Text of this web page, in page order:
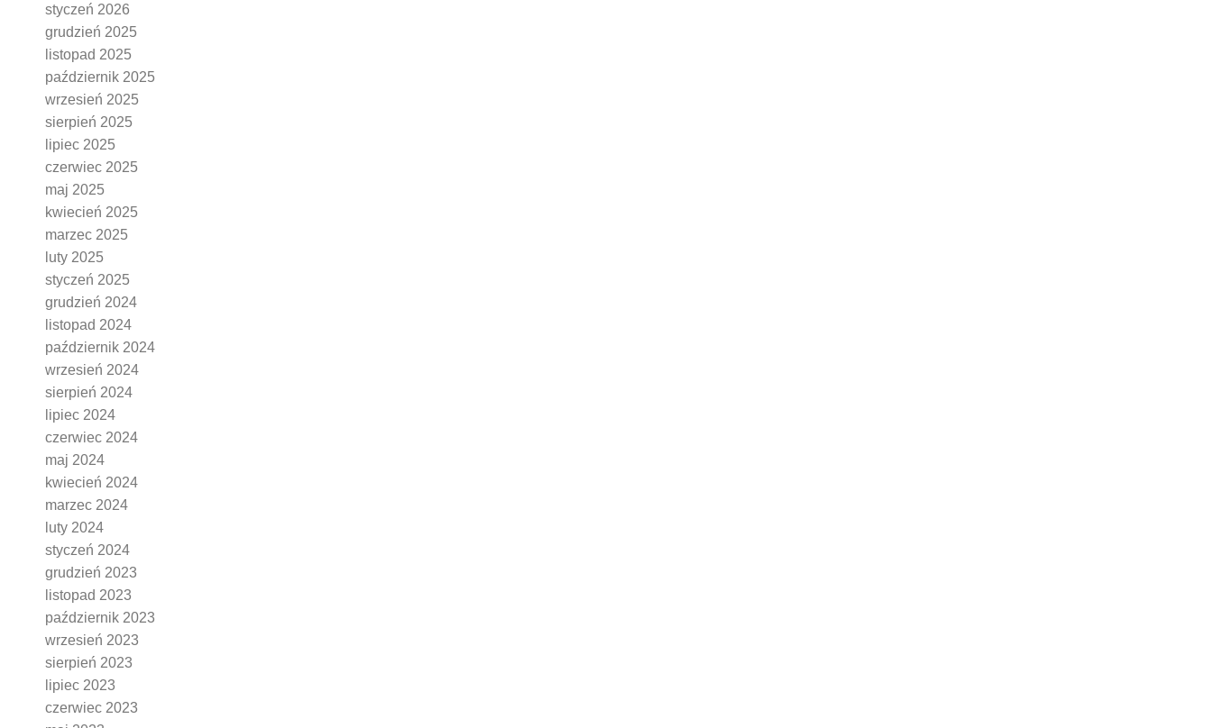
styczeń 2026
grudzień 2025
listopad 2025
październik 2025
wrzesień 2025
sierpień 2025
lipiec 2025
czerwiec 2025
maj 2025
kwiecień 2025
marzec 2025
luty 2025
styczeń 2025
grudzień 2024
listopad 2024
październik 2024
wrzesień 2024
sierpień 2024
lipiec 2024
czerwiec 2024
maj 2024
kwiecień 2024
marzec 2024
luty 2024
styczeń 2024
grudzień 2023
listopad 2023
październik 2023
wrzesień 2023
sierpień 2023
lipiec 2023
czerwiec 2023